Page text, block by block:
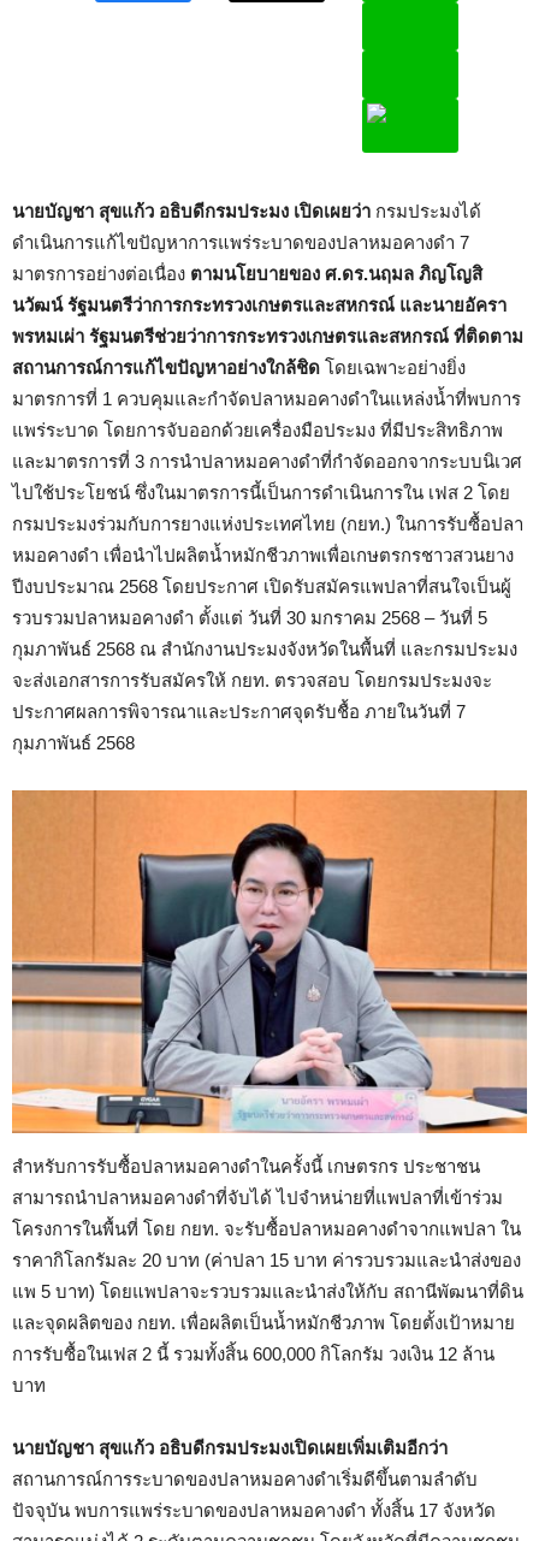
นายบัญชา สุขแก้ว อธิบดีกรมประมง เปิดเผยว่า กรมประมงได้
ดำเนินการแก้ไขปัญหาการแพร่ระบาดของปลาหมอคางดำ 7
มาตรการอย่างต่อเนื่อง ตามนโยบายของ ศ.ดร.นฤมล ภิญโญสิ
นวัฒน์ รัฐมนตรีว่าการกระทรวงเกษตรและสหกรณ์ และนายอัครา
พรหมเผ่า รัฐมนตรีช่วยว่าการกระทรวงเกษตรและสหกรณ์ ที่ติดตาม
สถานการณ์การแก้ไขปัญหาอย่างใกล้ชิด โดยเฉพาะอย่างยิ่ง
มาตรการที่ 1 ควบคุมและกำจัดปลาหมอคางดำในแหล่งน้ำที่พบการ
แพร่ระบาด โดยการจับออกด้วยเครื่องมือประมง ที่มีประสิทธิภาพ
และมาตรการที่ 3 การนำปลาหมอคางดำที่กำจัดออกจากระบบนิเวศ
ไปใช้ประโยชน์ ซึ่งในมาตรการนี้เป็นการดำเนินการใน เฟส 2 โดย
กรมประมงร่วมกับการยางแห่งประเทศไทย (กยท.) ในการรับซื้อปลา
หมอคางดำ เพื่อนำไปผลิตน้ำหมักชีวภาพเพื่อเกษตรกรชาวสวนยาง
ปีงบประมาณ 2568 โดยประกาศ เปิดรับสมัครแพปลาที่สนใจเป็นผู้
รวบรวมปลาหมอคางดำ ตั้งแต่ วันที่ 30 มกราคม 2568 – วันที่ 5
กุมภาพันธ์ 2568 ณ สำนักงานประมงจังหวัดในพื้นที่ และกรมประมง
จะส่งเอกสารการรับสมัครให้ กยท. ตรวจสอบ โดยกรมประมงจะ
ประกาศผลการพิจารณาและประกาศจุดรับชื้อ ภายในวันที่ 7
กุมภาพันธ์ 2568
สำหรับการรับซื้อปลาหมอคางดำในครั้งนี้ เกษตรกร ประชาชน
สามารถนำปลาหมอคางดำที่จับได้ ไปจำหน่ายที่แพปลาที่เข้าร่วม
โครงการในพื้นที่ โดย กยท. จะรับซื้อปลาหมอคางดำจากแพปลา ใน
ราคากิโลกรัมละ 20 บาท (ค่าปลา 15 บาท ค่ารวบรวมและนำส่งของ
แพ 5 บาท) โดยแพปลาจะรวบรวมและนำส่งให้กับ สถานีพัฒนาที่ดิน
และจุดผลิตของ กยท. เพื่อผลิตเป็นน้ำหมักชีวภาพ โดยตั้งเป้าหมาย
การรับซื้อในเฟส 2 นี้ รวมทั้งสิ้น 600,000 กิโลกรัม วงเงิน 12 ล้าน
บาท
นายบัญชา สุขแก้ว อธิบดีกรมประมงเปิดเผยเพิ่มเติมอีกว่า
สถานการณ์การระบาดของปลาหมอคางดำเริ่มดีขึ้นตามลำดับ
ปัจจุบัน พบการแพร่ระบาดของปลาหมอคางดำ ทั้งสิ้น 17 จังหวัด